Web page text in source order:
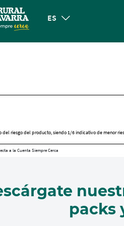
ES
del riesgo del producto, siendo 1/6 indicativo de menor
a la Cuenta Siempre Cerca
packs